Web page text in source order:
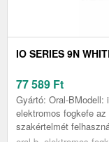
IO SERIES 9N
77 589 Ft
Gyártó: Oral-BModell:
elektromos fogkefe
szakértelmét